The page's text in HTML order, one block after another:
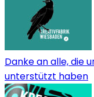
Danke an alle, die
unterstützt haben